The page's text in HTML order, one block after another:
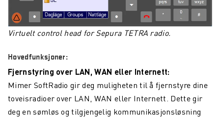
Virtuelt control head for Sepura TETRA radio.
Hovedfunksjoner:
Fjernstyring over LAN, WAN eller Internett:
Mimer SoftRadio gir deg muligheten til å fjernstyre dine
toveisradioer over LAN, WAN eller Internett. Dette gir
deg en sømløs og tilgjengelig kommunikasjonsløsning